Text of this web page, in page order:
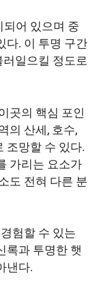
어 있으며 중
다. 이 투명 구간
일으킬 정도로
곳의 핵심 포인
의 산세, 호수,
조망할 수 있다.
가리는 요소가
도 전혀 다른 분
험할 수 있는
록과 투명한 햇
낸다.